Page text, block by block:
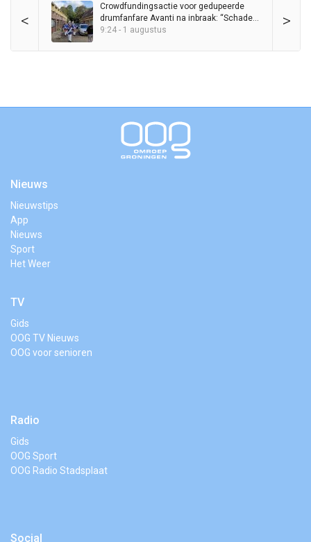
< >
Crowdfundingsactie voor gedupeerde
drumfanfare Avanti na inbraak: “Schade
loopt in de duizenden euro’s”
9:24 - 1 augustus
Nieuws
Nieuwstips
App
Nieuws
Sport
Het Weer
TV
Gids
OOG TV Nieuws
OOG voor senioren
Radio
Gids
OOG Sport
OOG Radio Stadsplaat
Social